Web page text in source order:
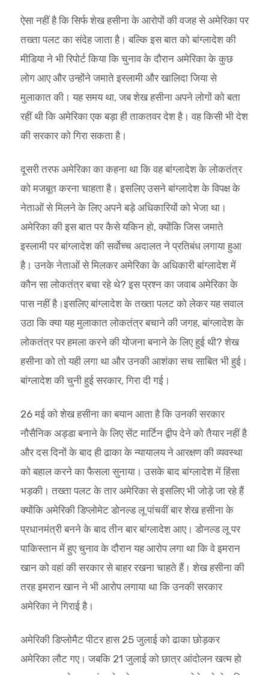
ऐसा नहीं है कि सिर्फ शेख हसीना के आरोपों की वजह से अमेरिका पर
तख्ता पलट का संदेह जाता है। बल्कि इस बात को बांग्लादेश की
मीडिया ने भी रिपोर्ट किया कि चुनाव के दौरान अमेरिका के कुछ
लोग आए और उन्होंने जमाते इस्लामी और खालिदा जिया से
मुलाकात की। यह समय था, जब शेख हसीना अपने लोगों को बता
रहीं थी कि अमेरिका एक बड़ा ही ताकतवर देश है। वह किसी भी देश
की सरकार को गिरा सकता है।
दूसरी तरफ अमेरिका का कहना था कि वह बांग्लादेश के लोकतंत्र
को मजबूत करना चाहता है। इसलिए उसने बांग्लादेश के विपक्ष के
नेताओं से मिलने के लिए अपने बड़े अधिकारियों को भेजा था।
अमेरिका की इस बात पर कैसे यकिन हो, क्योंकि जिस जमाते
इस्लामी पर बांग्लादेश की सर्वोच्च अदालत ने प्रतिबंध लगाया हुआ
है। उनके नेताओं से मिलकर अमेरिका के अधिकारी बांग्लादेश में
कौन सा लोकतंत्र बचा रहे थे? इस प्रश्न का जवाब अमेरिका के
पास नहीं है।इसलिए बांग्लादेश के तख्ता पलट को लेकर यह सवाल
उठा कि क्या यह मुलाकात लोकतंत्र बचाने की जगह, बांग्लादेश के
लोकतंत्र पर हमला करने की योजना बनाने के लिए हुई थी? शेख
हसीना को तो यही लगा था और उनकी आशंका सच साबित भी हुई।
बांग्लादेश की चुनी हुई सरकार, गिरा दी गई।
26 मई को शेख हसीना का बयान आता है कि उनकी सरकार
नौसैनिक अड्डा बनाने के लिए सेंट मार्टिन द्वीप देने को तैयार नहीं है
और दस दिनों के बाद ही ढाका के न्यायालय ने आरक्षण की व्यवस्था
को बहाल करने का फैसला सुनाया। उसके बाद बांग्लादेश में हिंसा
भड़की। तख्ता पलट के तार अमेरिका से इसलिए भी जोड़े जा रहे हैं
क्योंकि अमेरिकी डिप्लोमेट डोनल्ड लू पांचवीं बार शेख हसीना के
प्रधानमंत्री बनने के बाद तीन बार बांग्लादेश आए। डोनल्ड लू पर
पाकिस्तान में हुए चुनाव के दौरान यह आरोप लगा था कि वे इमरान
खान को वहां की सरकार से बाहर रखना चाहते हैं। शेख हसीना की
तरह इमरान खान ने भी आरोप लगाया था कि उनकी सरकार
अमेरिका ने गिराई है।
अमेरिकी डिप्लोमैट पीटर हास 25 जुलाई को ढाका छोड़कर
अमेरिका लौट गए। जबकि 21 जुलाई को छात्र आंदोलन खत्म हो